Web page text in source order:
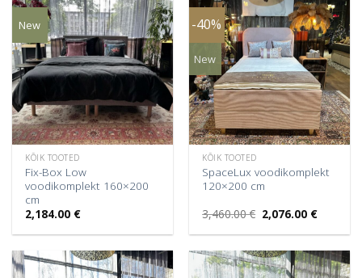
New
KÕIK TOOTED
Fix-Box Low
voodikomplekt 160×200
cm
2,184.00 €
-40%
New
KÕIK TOOTED
SpaceLux voodikomplekt
120×200 cm
3,460.00€ Algne
hind
oli:
2,076.00 €
on: